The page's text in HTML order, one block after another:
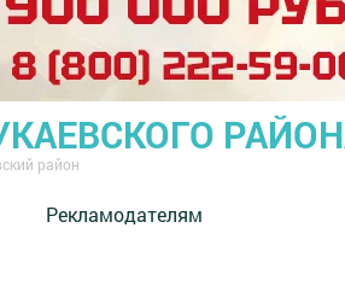
район
Рекламодателям